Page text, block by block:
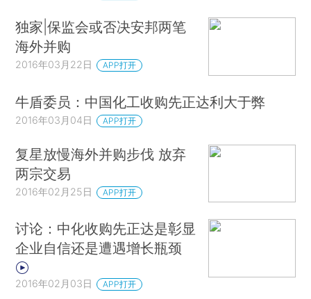
独家|保监会或否决安邦两笔
海外并购
2016年03月22日 APP打开
牛盾委员：中国化工收购先正达利大于弊
2016年03月04日 APP打开
复星放慢海外并购步伐 放弃
两宗交易
2016年02月25日 APP打开
讨论：中化收购先正达是彰显
企业自信还是遭遇增长瓶颈
2016年02月03日 APP打开